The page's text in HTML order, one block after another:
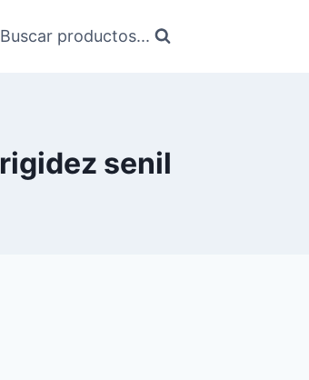
Buscar productos...
rigidez senil